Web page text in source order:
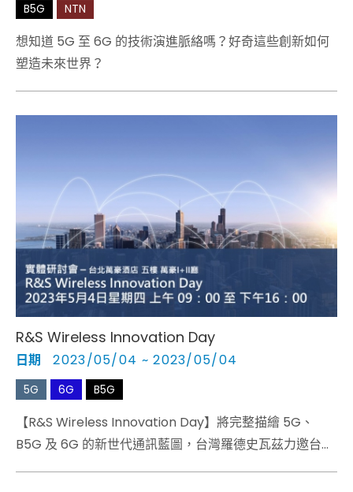
B5G
NTN
想知道 5G 至 6G 的技術演進脈絡嗎？好奇這些創新如何
塑造未來世界？
R&S Wireless Innovation Day​
日期 2023/05/04 ~ 2023/05/04
5G 6G B5G
【R&S Wireless Innovation Day】將完整描繪 5G、
B5G 及 6G 的新世代通訊藍圖，台灣羅德史瓦茲力邀台灣